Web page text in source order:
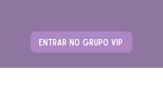
Entrar no Grupo VIP